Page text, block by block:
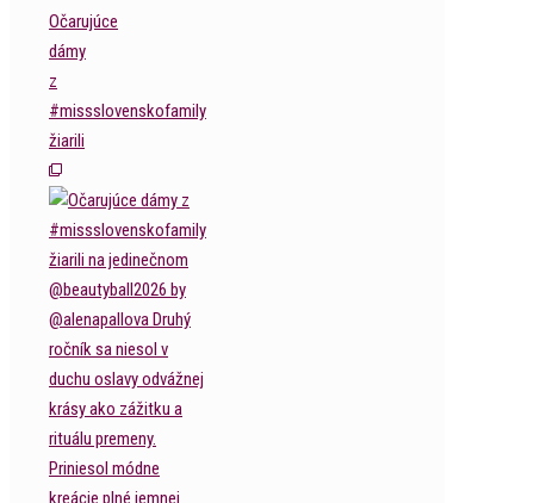
Očarujúce
dámy
z
#missslovenskofamily
žiarili